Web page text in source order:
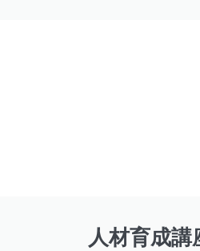
人材育成